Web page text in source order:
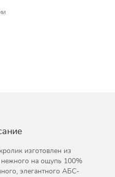
изготовлен из
нежного на ощупь 100%
элегантного АБС-